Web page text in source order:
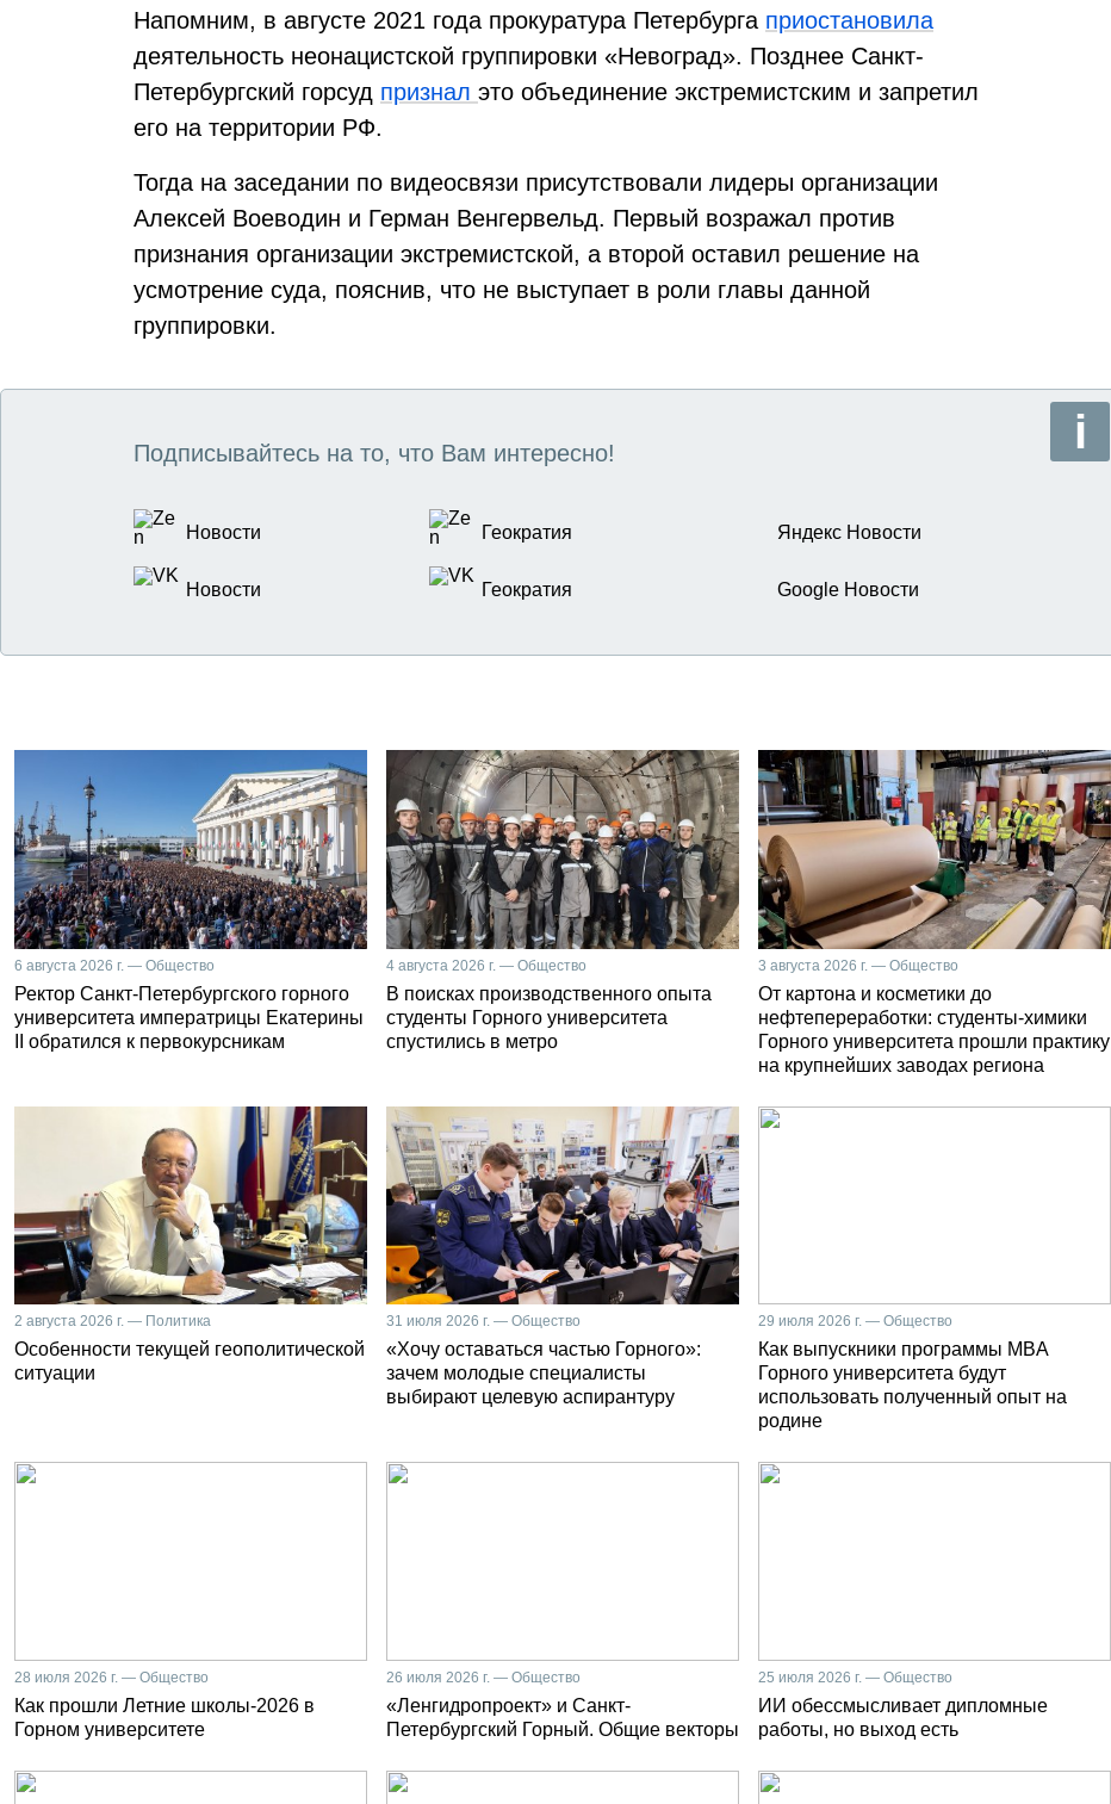
Напомним, в августе 2021 года прокуратура Петербурга приостановила
деятельность неонацистской группировки «Невоград». Позднее Санкт-
Петербургский горсуд признал это объединение экстремистским и запретил
его на территории РФ.
Тогда на заседании по видеосвязи присутствовали лидеры организации
Алексей Воеводин и Герман Венгервельд. Первый возражал против
признания организации экстремистской, а второй оставил решение на
усмотрение суда, пояснив, что не выступает в роли главы данной
группировки.
Подписывайтесь на то, что Вам интересно!
Новости Геократия Яндекс Новости
Новости Геократия Google Новости
6 августа 2026 г. — Общество
Ректор Санкт-Петербургского горного
университета императрицы Екатерины
II обратился к первокурсникам
4 августа 2026 г. — Общество
В поисках производственного опыта
студенты Горного университета
спустились в метро
3 августа 2026 г. — Общество
От картона и косметики до
нефтепереработки: студенты-химики
Горного университета прошли практику
на крупнейших заводах региона
2 августа 2026 г. — Политика
Особенности текущей геополитической
ситуации
31 июля 2026 г. — Общество
«Хочу оставаться частью Горного»:
зачем молодые специалисты
выбирают целевую аспирантуру
29 июля 2026 г. — Общество
Как выпускники программы MBA
Горного университета будут
использовать полученный опыт на
родине
28 июля 2026 г. — Общество
Как прошли Летние школы-2026 в
Горном университете
26 июля 2026 г. — Общество
«Ленгидропроект» и Санкт-
Петербургский Горный. Общие векторы
25 июля 2026 г. — Общество
ИИ обессмысливает дипломные
работы, но выход есть